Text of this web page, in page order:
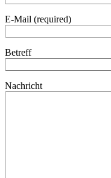
E-Mail (required)
Betreff
Nachricht